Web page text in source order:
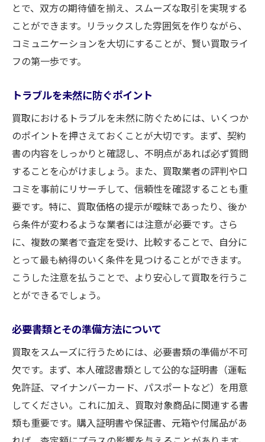
とで、双方の期待値を揃え、スムーズな取引を実現する
ことができます。リラックスした雰囲気を作りながら、
コミュニケーションを大切にすることが、賢い買取ライ
フの第一歩です。
トラブルを未然に防ぐポイント
買取におけるトラブルを未然に防ぐためには、いくつか
のポイントを押さえておくことが大切です。まず、契約
書の内容をしっかりと確認し、不明点があれば必ず質問
することを心がけましょう。また、買取業者の評判や口
コミを事前にリサーチして、信頼性を確認することも重
要です。特に、買取価格の提示が曖昧であったり、後か
ら条件が変わるような業者には注意が必要です。さら
に、複数の業者で査定を受け、比較することで、自分に
とって最も納得のいく条件を見つけることができます。
こうした注意を払うことで、より安心して買取を行うこ
とができるでしょう。
必要書類とその準備方法について
買取をスムーズに行うためには、必要書類の準備が不可
欠です。まず、本人確認書類として公的な証明書（運転
免許証、マイナンバーカード、パスポートなど）を用意
してください。これに加え、買取対象商品に関連する書
類も重要です。購入証明書や保証書、元箱や付属品があ